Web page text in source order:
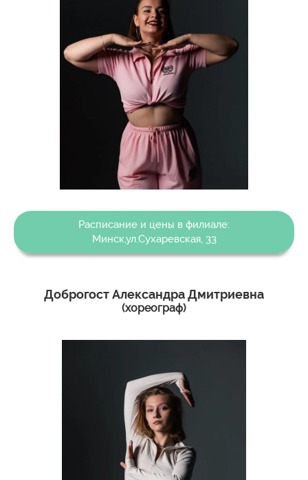
Расписание и цены в филиале:
Минск,ул.Сухаревская, 33
Доброгост Александра Дмитриевна
(хореограф)